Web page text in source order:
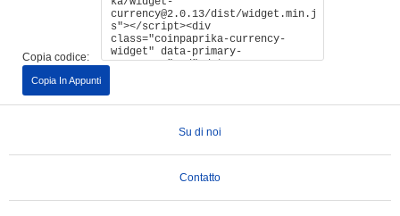
Copia codice:
Copia In Appunti
Su di noi
Contatto